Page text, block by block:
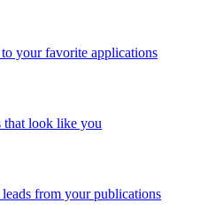
your favorite applications
that look like you
from your publications